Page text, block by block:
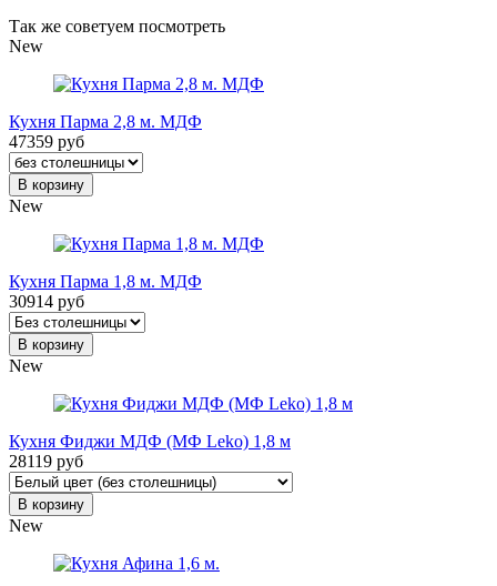
Так же советуем посмотреть
New
Кухня Парма 2,8 м. МДФ
47359 руб
В корзину
New
Кухня Парма 1,8 м. МДФ
30914 руб
В корзину
New
Кухня Фиджи МДФ (МФ Leko) 1,8 м
28119 руб
В корзину
New